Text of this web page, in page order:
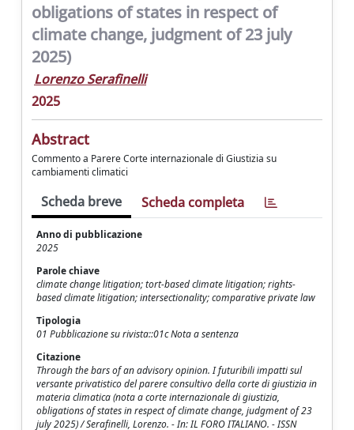
obligations of states in respect of
climate change, judgment of 23 july
2025)
Lorenzo Serafinelli
2025
Abstract
Commento a Parere Corte internazionale di Giustizia su
cambiamenti climatici
Scheda breve Scheda completa
Anno di pubblicazione
2025
Parole chiave
climate change litigation; tort-based climate litigation; rights-
based climate litigation; intersectionality; comparative private law
Tipologia
01 Pubblicazione su rivista::01c Nota a sentenza
Citazione
Through the bars of an advisory opinion. I futuribili impatti sul
versante privatistico del parere consultivo della corte di giustizia in
materia climatica (nota a corte internazionale di giustizia,
obligations of states in respect of climate change, judgment of 23
july 2025) / Serafinelli, Lorenzo. - In: IL FORO ITALIANO. - ISSN